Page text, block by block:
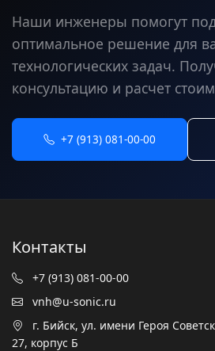
Наши инженеры помогут
оптимальное решение для
технологических задач.
консультацию и расчет
+7 (913) 081-00-00
Контакты
+7 (913) 081-00-00
vnh@u-sonic.ru
г. Бийск, ул. имени Героя
27, корпус Б